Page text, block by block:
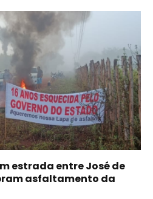
estrada entre José de
asfaltamento da